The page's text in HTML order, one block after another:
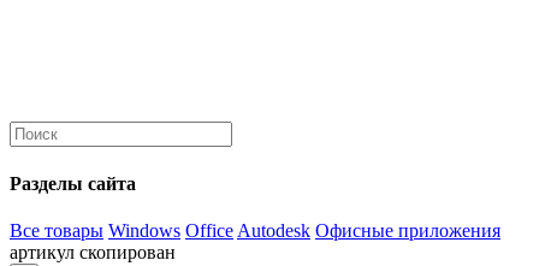
Разделы сайта
Все товары Windows Office Autodesk Офисные приложения
артикул скопирован